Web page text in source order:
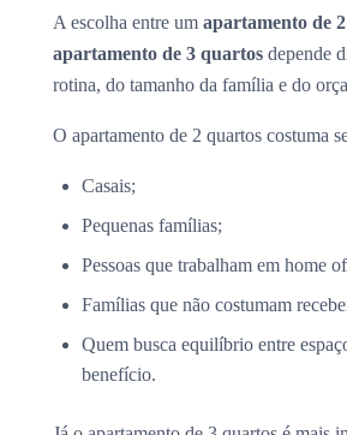
A escolha entre um apartamento de
apartamento de 3 quartos depende
rotina, do tamanho da família e do
O apartamento de 2 quartos costuma
Casais;
Pequenas famílias;
Pessoas que trabalham em home
Famílias que não costumam
Quem busca equilíbrio entre
benefício.